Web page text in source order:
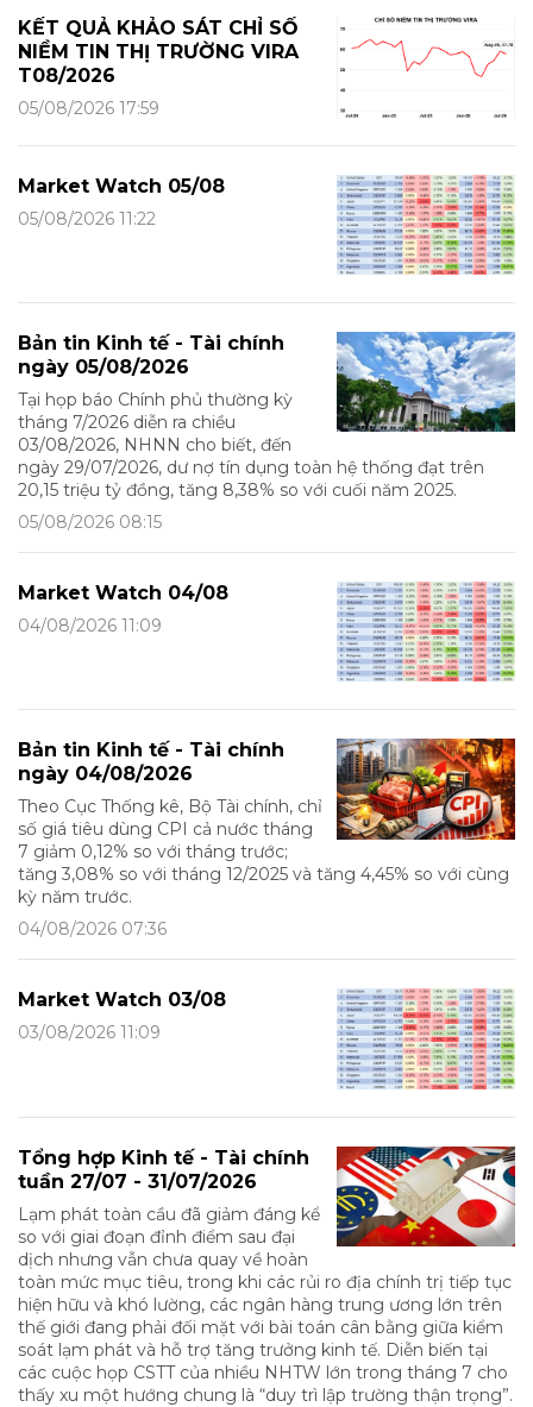
KẾT QUẢ KHẢO SÁT CHỈ SỐ
NIỀM TIN THỊ TRƯỜNG VIRA
T08/2026
05/08/2026 17:59
Market Watch 05/08
05/08/2026 11:22
Bản tin Kinh tế - Tài chính
ngày 05/08/2026
Tại họp báo Chính phủ thường kỳ
tháng 7/2026 diễn ra chiều
03/08/2026, NHNN cho biết, đến
ngày 29/07/2026, dư nợ tín dụng toàn hệ thống đạt trên
20,15 triệu tỷ đồng, tăng 8,38% so với cuối năm 2025.
05/08/2026 08:15
Market Watch 04/08
04/08/2026 11:09
Bản tin Kinh tế - Tài chính
ngày 04/08/2026
Theo Cục Thống kê, Bộ Tài chính, chỉ
số giá tiêu dùng CPI cả nước tháng
7 giảm 0,12% so với tháng trước;
tăng 3,08% so với tháng 12/2025 và tăng 4,45% so với cùng
kỳ năm trước.
04/08/2026 07:36
Market Watch 03/08
03/08/2026 11:09
Tổng hợp Kinh tế - Tài chính
tuần 27/07 - 31/07/2026
Lạm phát toàn cầu đã giảm đáng kể
so với giai đoạn đỉnh điểm sau đại
dịch nhưng vẫn chưa quay về hoàn
toàn mức mục tiêu, trong khi các rủi ro địa chính trị tiếp tục
hiện hữu và khó lường, các ngân hàng trung ương lớn trên
thế giới đang phải đối mặt với bài toán cân bằng giữa kiểm
soát lạm phát và hỗ trợ tăng trưởng kinh tế. Diễn biến tại
các cuộc họp CSTT của nhiều NHTW lớn trong tháng 7 cho
thấy xu một hướng chung là “duy trì lập trường thận trọng”.